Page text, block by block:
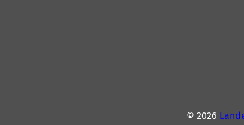
© 2026